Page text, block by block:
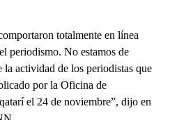
totalmente en línea
periodismo. No estamos de
actividad de los periodistas que
por la Oficina de
el 24 de noviembre”, dijo en